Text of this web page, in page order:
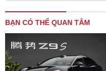
BẠN CÓ THỂ QUAN TÂM